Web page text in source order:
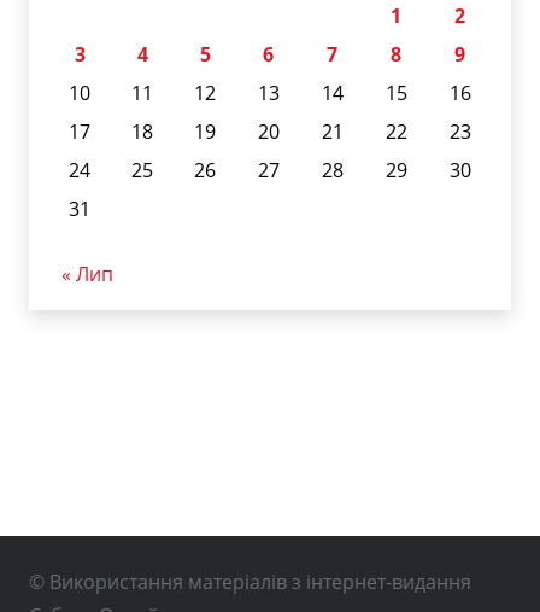
1
2
3
4 5 6 7 8
9
10
11 12 13 14 15
16
17
18 19 20 21 22
23
24
25 26 27 28 29
30
31
« Лип
© Використання матеріалів з інтернет-видання